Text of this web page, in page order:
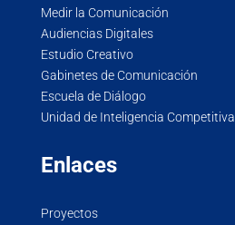
Medir la Comunicación
Audiencias Digitales
Estudio Creativo
Gabinetes de Comunicación
Escuela de Diálogo
Unidad de Inteligencia Competitiva
Enlaces
Proyectos